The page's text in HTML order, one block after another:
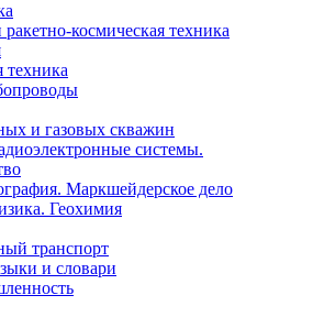
космическая техника
техника
и газовых скважин
системы.
Маркшейдерское дело
Геохимия
транспорт
и словари